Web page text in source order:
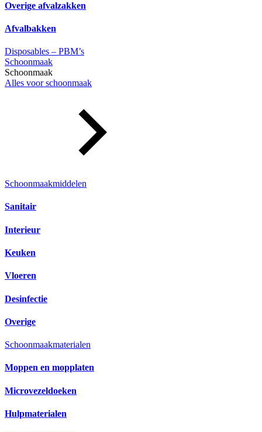
Overige afvalzakken
Afvalbakken
Disposables – PBM’s
Schoonmaak
Schoonmaak
Alles voor schoonmaak
Schoonmaakmiddelen
Sanitair
Interieur
Keuken
Vloeren
Desinfectie
Overige
Schoonmaakmaterialen
Moppen en mopplaten
Microvezeldoeken
Hulpmaterialen